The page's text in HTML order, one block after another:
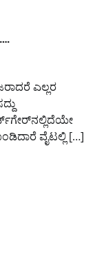
ಎಲ್ಲರ
ವೈಟಲ್ಲಿ […]